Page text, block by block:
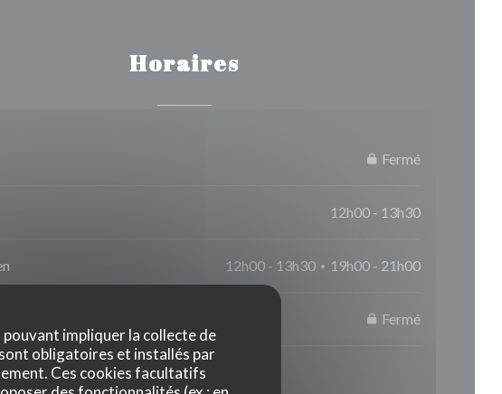
impliquer la collecte de
obligatoires et installés par
Ces cookies facultatifs
Horaires
Fermé
12h00 - 13h30
12h00 - 13h30 • 19h00 - 21h00
Fermé